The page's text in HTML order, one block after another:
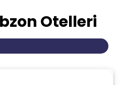
Otelleri